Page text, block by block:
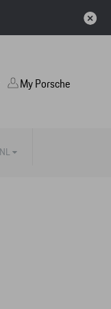
My Porsche
NL